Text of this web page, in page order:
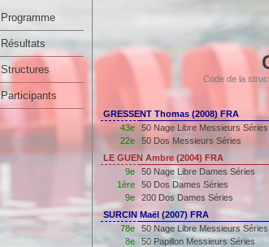
Programme
Résultats
Structures
Participants
Code de la
GRESSENT Thomas (2008) FRA
43e
50 Nage Libre Messieurs Séries
22e 50 Dos Messieurs Séries
LE GUEN Ambre (2004) FRA
9e
50 Nage Libre Dames Séries
1ère 50 Dos Dames Séries
9e 200 Dos Dames Séries
SURCIN Maël (2007) FRA
78e
50 Nage Libre Messieurs Séries
8e 50 Papillon Messieurs Séries